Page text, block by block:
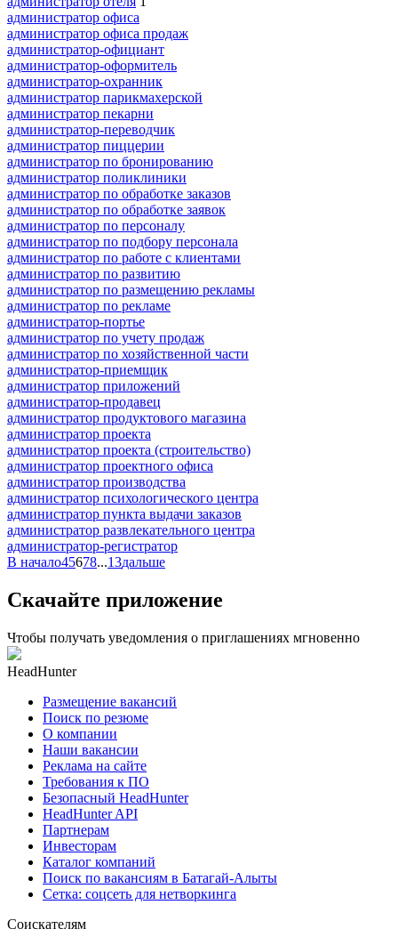
администратор офиса
администратор офиса продаж
администратор-официант
администратор-оформитель
администратор-охранник
администратор парикмахерской
администратор пекарни
администратор-переводчик
администратор пиццерии
администратор по бронированию
администратор поликлиники
администратор по обработке заказов
администратор по обработке заявок
администратор по персоналу
администратор по подбору персонала
администратор по работе с клиентами
администратор по развитию
администратор по размещению рекламы
администратор по рекламе
администратор-портье
администратор по учету продаж
администратор по хозяйственной части
администратор-приемщик
администратор приложений
администратор-продавец
администратор продуктового магазина
администратор проекта
администратор проекта (строительство)
администратор проектного офиса
администратор производства
администратор психологического центра
администратор пункта выдачи заказов
администратор развлекательного центра
администратор-регистратор
В начало45678...13дальше
Скачайте приложение
Чтобы получать уведомления о приглашениях мгновенно
HeadHunter
Размещение вакансий
Поиск по резюме
О компании
Наши вакансии
Реклама на сайте
Требования к ПО
Безопасный HeadHunter
HeadHunter API
Партнерам
Инвесторам
Каталог компаний
Поиск по вакансиям в Батагай-Алыты
Сетка: соцсеть для нетворкинга
Соискателям